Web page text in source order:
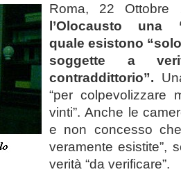
Roma, 22
l’Olocausto una
quale esistono
soggette a
contraddittorio”.
“per colpevolizzare
vinti”. Anche le
e non concesso
veramente esistite”,
verità “da verificare”.